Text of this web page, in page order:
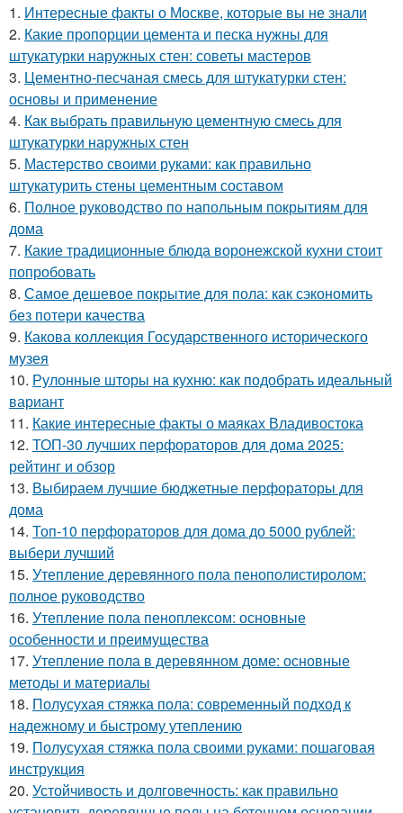
1. Интересные факты о Москве, которые вы не знали
2. Какие пропорции цемента и песка нужны для
штукатурки наружных стен: советы мастеров
3. Цементно-песчаная смесь для штукатурки стен:
основы и применение
4. Как выбрать правильную цементную смесь для
штукатурки наружных стен
5. Мастерство своими руками: как правильно
штукатурить стены цементным составом
6. Полное руководство по напольным покрытиям для
дома
7. Какие традиционные блюда воронежской кухни стоит
попробовать
8. Самое дешевое покрытие для пола: как сэкономить
без потери качества
9. Какова коллекция Государственного исторического
музея
10. Рулонные шторы на кухню: как подобрать идеальный
вариант
11. Какие интересные факты о маяках Владивостока
12. ТОП-30 лучших перфораторов для дома 2025:
рейтинг и обзор
13. Выбираем лучшие бюджетные перфораторы для
дома
14. Топ-10 перфораторов для дома до 5000 рублей:
выбери лучший
15. Утепление деревянного пола пенополистиролом:
полное руководство
16. Утепление пола пеноплексом: основные
особенности и преимущества
17. Утепление пола в деревянном доме: основные
методы и материалы
18. Полусухая стяжка пола: современный подход к
надежному и быстрому утеплению
19. Полусухая стяжка пола своими руками: пошаговая
инструкция
20. Устойчивость и долговечность: как правильно